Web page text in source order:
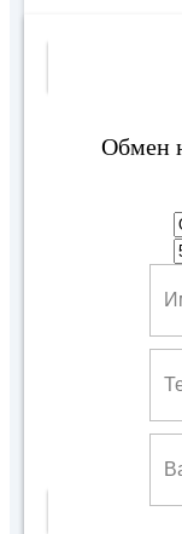
Обмен
Обмен на
Купить